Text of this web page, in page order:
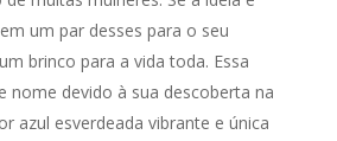
um par desses para o seu
brinco para a vida toda. Essa
nome devido à sua descoberta na
azul esverdeada vibrante e única